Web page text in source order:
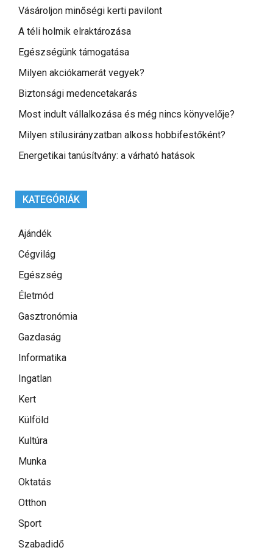
Vásároljon minőségi kerti pavilont
A téli holmik elraktározása
Egészségünk támogatása
Milyen akciókamerát vegyek?
Biztonsági medencetakarás
Most indult vállalkozása és még nincs könyvelője?
Milyen stílusirányzatban alkoss hobbifestőként?
Energetikai tanúsítvány: a várható hatások
KATEGÓRIÁK
Ajándék
Cégvilág
Egészség
Életmód
Gasztronómia
Gazdaság
Informatika
Ingatlan
Kert
Külföld
Kultúra
Munka
Oktatás
Otthon
Sport
Szabadidő